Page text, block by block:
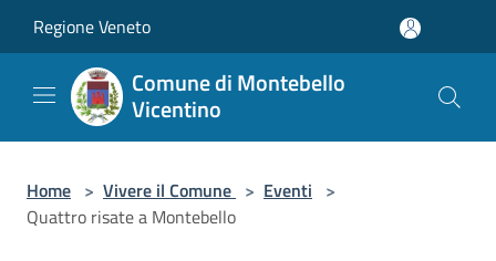
Regione Veneto
Comune di Montebello
Vicentino
Home > Vivere il Comune > Eventi >
Quattro risate a Montebello